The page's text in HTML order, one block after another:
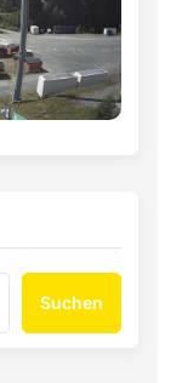
Suchen